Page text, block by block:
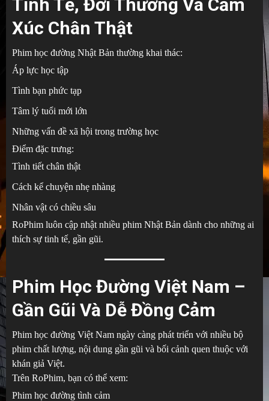
Tinh Tế, Đời Thường Và Cảm
Xúc Chân Thật
Phim học đường Nhật Bản thường khai thác:
Áp lực học tập
Tình bạn phức tạp
Tâm lý tuổi mới lớn
Những vấn đề xã hội trong trường học
Điểm đặc trưng:
Tình tiết chân thật
Cách kể chuyện nhẹ nhàng
Nhân vật có chiều sâu
RoPhim luôn cập nhật nhiều phim Nhật Bản dành cho những ai
thích sự tinh tế, gần gũi.
Phim Học Đường Việt Nam –
Gần Gũi Và Dễ Đồng Cảm
Phim học đường Việt Nam ngày càng phát triển với nhiều bộ
phim chất lượng, nội dung gần gũi và bối cảnh quen thuộc với
khán giả Việt.
Trên RoPhim, bạn có thể xem:
Phim học đường tình cảm